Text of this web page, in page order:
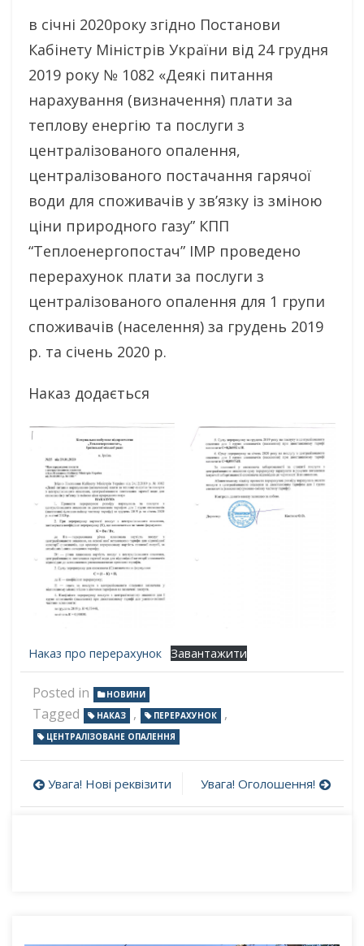
в січні 2020року згідно Постанови
Кабінету Міністрів України від 24 грудня
2019 року № 1082 «Деякі питання
нарахування (визначення) плати за
теплову енергію та послуги з
централізованого опалення,
централізованого постачання гарячої
води для споживачів у зв’язку із зміною
ціни природного газу” КПП
“Теплоенергопостач” ІМР проведено
перерахунок плати за послуги з
централізованого опалення для 1 групи
споживачів (населення) за грудень 2019
р. та січень 2020 р.
Наказ додається
Наказ про перерахунок Завантажити
Posted in НОВИНИ
Tagged НАКАЗ , ПЕРЕРАХУНОК ,
ЦЕНТРАЛІЗОВАНЕ ОПАЛЕННЯ
Навігація
записів
Увага! Нові реквізити Увага! Оголошення!